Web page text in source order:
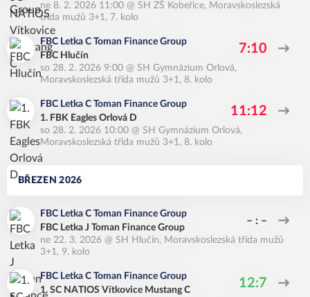
ne 8. 2. 2026 11:00 @ SH ZŠ Kobeřice, Moravskoslezská
třída mužů 3+1, 7. kolo
FBC Letka C Toman Finance Group
FBC Hlučín
7:10
so 28. 2. 2026 9:00 @ SH Gymnázium Orlová,
Moravskoslezská třída mužů 3+1, 8. kolo
FBC Letka C Toman Finance Group
1. FBK Eagles Orlová D
11:12
so 28. 2. 2026 10:00 @ SH Gymnázium Orlová,
Moravskoslezská třída mužů 3+1, 8. kolo
BŘEZEN 2026
FBC Letka C Toman Finance Group
FBC Letka J Toman Finance Group
– : –
ne 22. 3. 2026 @ SH Hlučín, Moravskoslezská třída mužů
3+1, 9. kolo
FBC Letka C Toman Finance Group
1. SC NATIOS Vítkovice Mustang C
12:7